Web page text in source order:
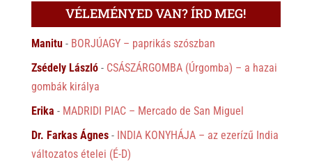
VÉLEMÉNYED VAN? ÍRD MEG!
Manitu- BORJÚAGY – paprikás szószban
Zsédely László- CSÁSZÁRGOMBA (Úrgomba) – a hazai
gombák királya
Erika - MADRIDI PIAC – Mercado de San Miguel
Dr. Farkas Ágnes- INDIA KONYHÁJA – az ezerízű India
változatos ételei (É-D)